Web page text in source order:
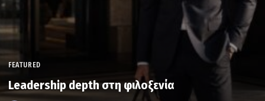
FEATURED
Leadership depth στη φιλοξενία